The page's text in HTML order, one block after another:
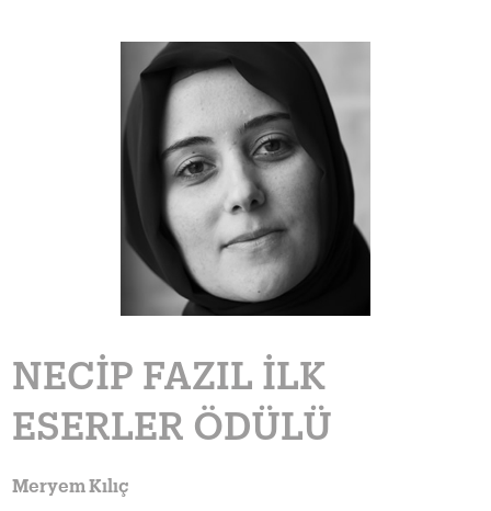
NECIP FAZIL İLK
ESERLER ÖDÜLÜ
Meryem Kılıç